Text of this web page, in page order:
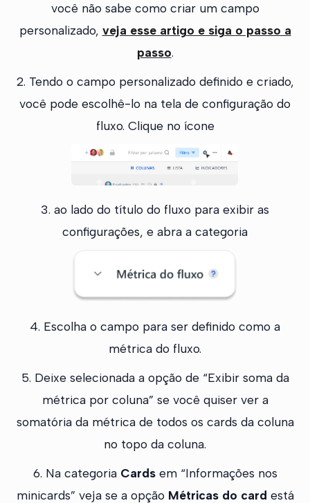
você não sabe como criar um campo
personalizado, veja esse artigo e siga o passo a
passo.
2. Tendo o campo personalizado definido e criado,
você pode escolhê-lo na tela de configuração do
fluxo. Clique no ícone
3. ao lado do título do fluxo para exibir as
configurações, e abra a categoria
4. Escolha o campo para ser definido como a
métrica do fluxo.
5. Deixe selecionada a opção de “Exibir soma da
métrica por coluna” se você quiser ver a
somatória da métrica de todos os cards da coluna
no topo da coluna.
6. Na categoria Cardsem “Informações nos
minicards” veja se a opção Métricas do card está